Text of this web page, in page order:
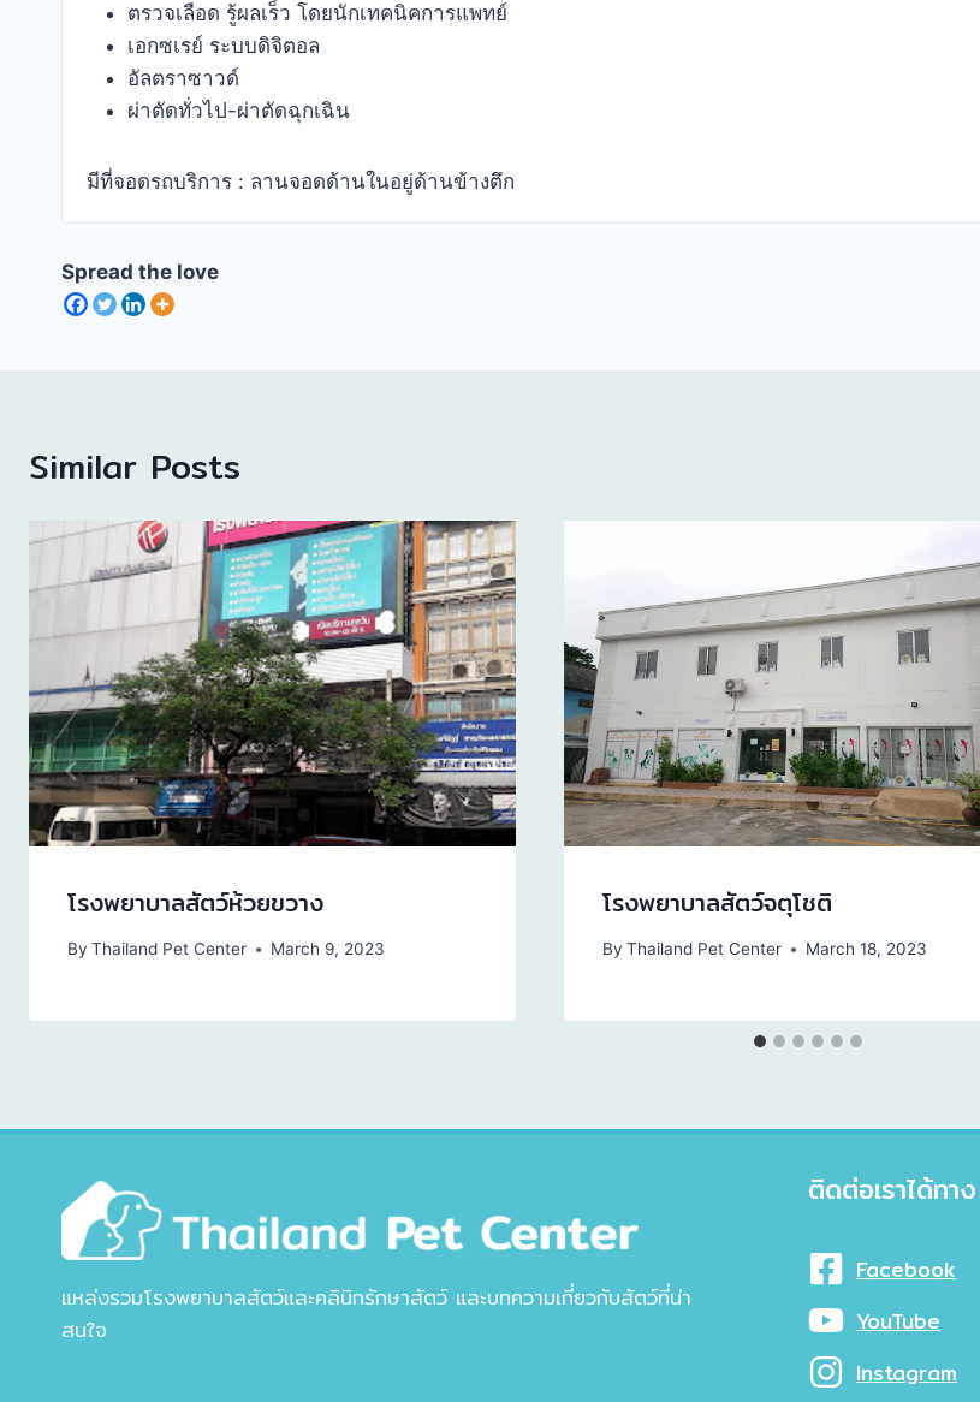
ตรวจเลือด รู้ผลเร็ว โดยนักเทคนิคการแพทย์
เอกซเรย์ ระบบดิจิตอล
อัลตราซาวด์
ผ่าตัดทั่วไป-ผ่าตัดฉุกเฉิน
มีที่จอดรถบริการ : ลานจอดด้านในอยู่ด้านข้างตึก
Spread the love
Similar Posts
โรงพยาบาลสัตว์ห้วยขวาง
By Thailand Pet Center March 9, 2023
โรงพยาบาลสัตว์จตุโชติ
By Thailand Pet Center March 18, 2023
แหล่งรวมโรงพยาบาลสัตว์และคลินิกรักษาสัตว์ และบทความเกี่ยวกับสัตว์ที่น่า
สนใจ
ติดต่อเราได้ทาง
Facebook
YouTube
Instagram